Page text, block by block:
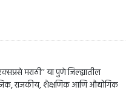
मराठी’’ या पुणे जिल्ह्यातील
राजकीय, शैक्षणिक आणि औद्योगिक